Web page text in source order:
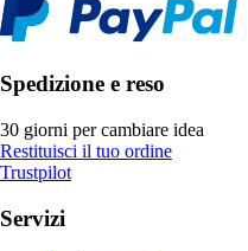
Spedizione e reso
30 giorni per cambiare idea
Restituisci il tuo ordine
Trustpilot
Servizi